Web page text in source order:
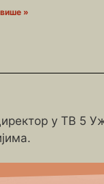
»
у ТВ 5